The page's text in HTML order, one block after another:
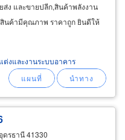
ง และขายปลีก,สินค้าพลังงาน
นค้ามีคุณภาพ ราคาถูก ยินดีให้
งและงานระบบอาคาร
ดรธานี 41330